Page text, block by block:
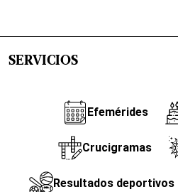
SERVICIOS
Efemérides
Crucigramas
Resultados deportivos